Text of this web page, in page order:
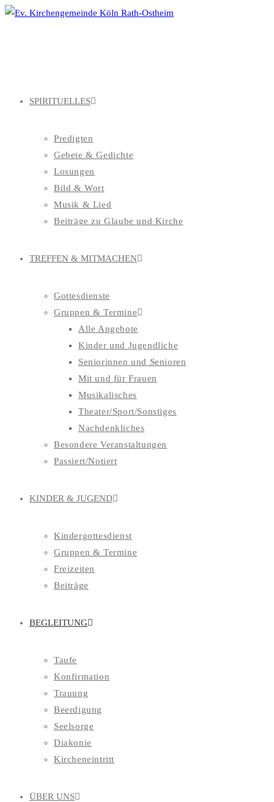
Zum
SPIRITUELLES
Predigten
Gebete & Gedichte
Losungen
Bild & Wort
Musik & Lied
Beiträge zu Glaube und Kirche
TREFFEN & MITMACHEN
Gottesdienste
Gruppen & Termine
Alle Angebote
Kinder und Jugendliche
Seniorinnen und Senioren
Mit und für Frauen
Musikalisches
Theater/Sport/Sonstiges
Nachdenkliches
Besondere Veranstaltungen
Passiert/Notiert
KINDER & JUGEND
Kindergottesdienst
Gruppen & Termine
Freizeiten
Beiträge
BEGLEITUNG
Taufe
Konfirmation
Trauung
Beerdigung
Seelsorge
Diakonie
Kircheneintritt
ÜBER UNS